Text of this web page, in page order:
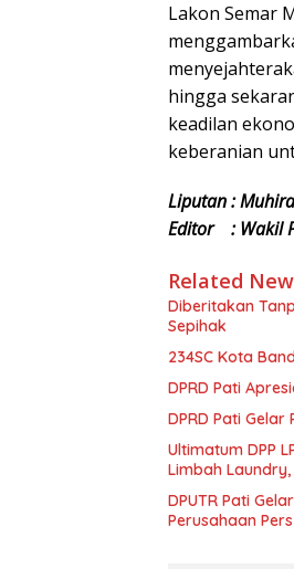
Lakon Semar
hingga
keadilan
keberanian
Liputan :
Editor : Wakil
Related
Diberitakan
Sepihak
234SC Kota
DPRD Pati
DPRD Pati
Ultimatum DPP
Limbah
DPUTR Pati
Perusahaan